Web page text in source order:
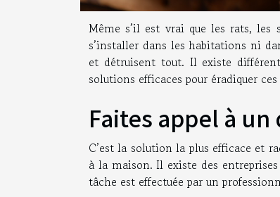
Même s’il est vrai que les rats, les
s’installer dans les habitations ni
et détruisent tout. Il existe
solutions efficaces pour éradiquer
Faites appel à
C’est la solution la plus efficace et
à la maison. Il existe des
tâche est effectuée par un